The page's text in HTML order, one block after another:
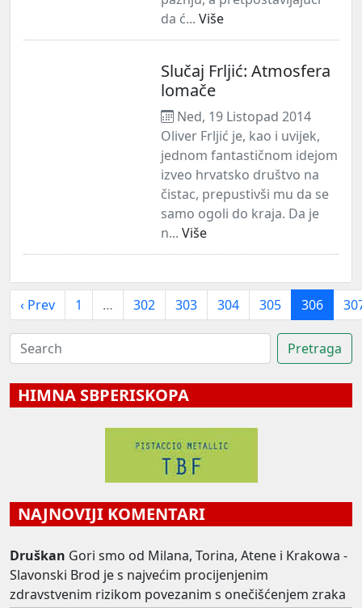
da ć... Više
Slučaj Frljić: Atmosfera
lomače
Ned, 19 Listopad 2014
Oliver Frljić je, kao i uvijek,
jednom fantastičnom idejom
izveo hrvatsko društvo na
čistac, prepustivši mu da se
samo ogoli do kraja. Da je
n... Više
‹ Prev 1 … 302 303 304 305 306
HIMNA SBPERISKOPA
NAJNOVIJI KOMENTARI
Druškan Gori smo od Milana, Torina, Atene i Krakowa -
Slavonski Brod je s najvećim procijenjenim
zdravstvenim rizikom povezanim s onečišćenjem zraka